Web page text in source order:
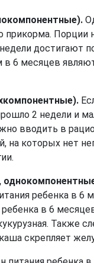
прикорма. Порции
достигают
6 месяцев
2 недели и
вводить в
на которых нет
ребенка в 6
ребенка в 6
Также
скрепляет